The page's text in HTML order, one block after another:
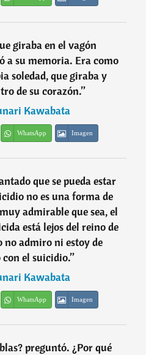
giraba en el vagón
a su memoria. Era como
soledad, que giraba y
de su corazón.”
Kawabata
WhatsApp Imagen
que se pueda estar
no es una forma de
admirable que sea, el
está lejos del reino de
no admiro ni estoy de
con el suicidio.”
Kawabata
WhatsApp Imagen
preguntó. ¿Por qué